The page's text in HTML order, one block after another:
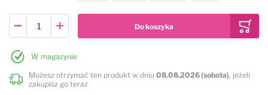
W magazynie
Możesz otrzymać ten produkt w dniu08.08.2026 (sobota), jeżeli
zakupisz go teraz